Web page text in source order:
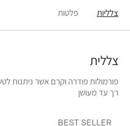
צלליות פלטות
צללית
פורמולות פודרה וקרם אשר ניתנות
רך עד מעושן
BEST SELLER